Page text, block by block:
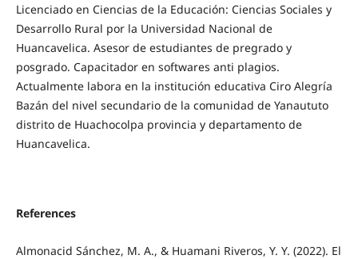
Licenciado en Ciencias de la Educación: Ciencias Sociales y
Desarrollo Rural por la Universidad Nacional de
Huancavelica. Asesor de estudiantes de pregrado y
posgrado. Capacitador en softwares anti plagios.
Actualmente labora en la institución educativa Ciro Alegría
Bazán del nivel secundario de la comunidad de Yanaututo
distrito de Huachocolpa provincia y departamento de
Huancavelica.
References
Almonacid Sánchez, M. A., & Huamani Riveros, Y. Y. (2022). El